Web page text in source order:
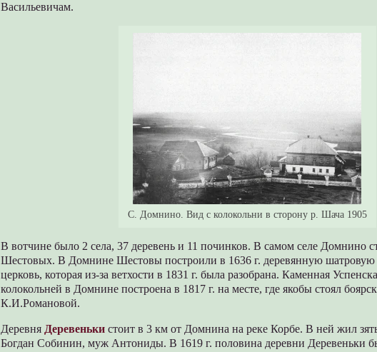
Васильевичам.
С. Домнино. Вид с колокольни в сторону р. Шача 1905
В вотчине было 2 села, 37 деревень и 11 починков. В самом селе Домнино
Шестовых. В Домнине Шестовы построили в 1636 г. деревянную шатровую
церковь, которая из-за ветхости в 1831 г. была разобрана. Каменная
колокольней в Домнине построена в 1817 г. на месте, где якобы стоял
К.И.Романовой.
ДеревняДеревеньки стоит в 3 км от Домнина на реке Корбе. В ней жил
Богдан Собинин, муж Антониды. В 1619 г. половина деревни Деревеньки